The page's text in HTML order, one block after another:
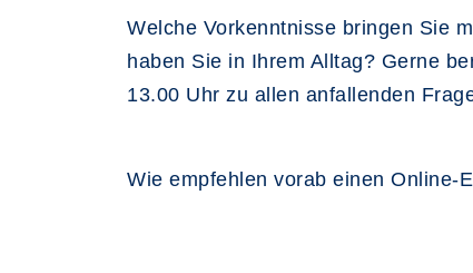
Welche Vorkenntnisse bringen Sie
haben Sie in Ihrem Alltag? Gerne
13.00 Uhr zu allen anfallenden
Wie empfehlen vorab einen Online-